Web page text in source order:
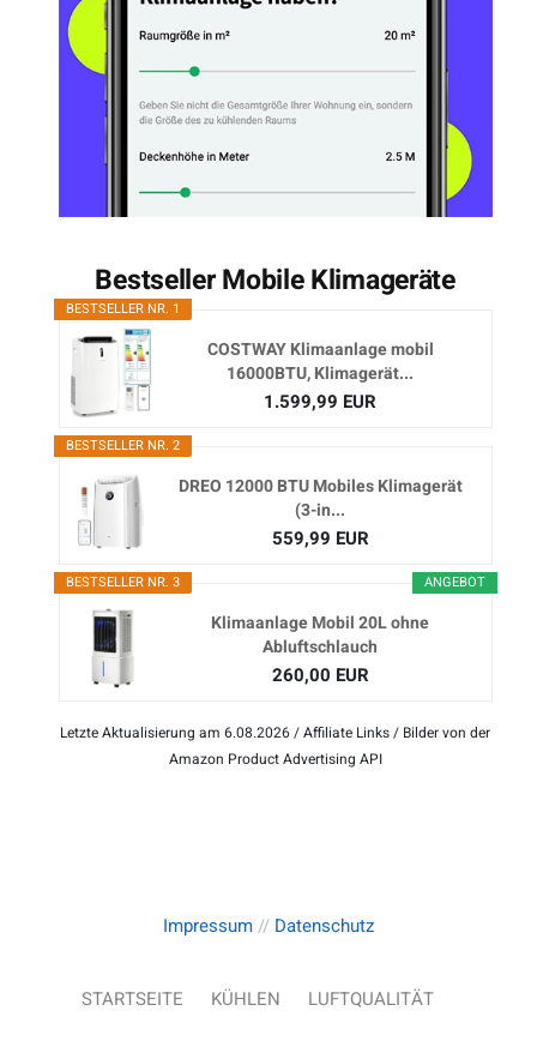
Bestseller Mobile Klimageräte
BESTSELLER NR. 1
COSTWAY Klimaanlage mobil
16000BTU, Klimagerät...
1.599,99 EUR
BESTSELLER NR. 2
DREO 12000 BTU Mobiles Klimagerät
(3-in...
559,99 EUR
ANGEBOT
BESTSELLER NR. 3
Klimaanlage Mobil 20L ohne
Abluftschlauch
260,00 EUR
Letzte Aktualisierung am 6.08.2026 / Affiliate Links / Bilder von der
Amazon Product Advertising API
Impressum// Datenschutz
STARTSEITE KÜHLEN LUFTQUALITÄT